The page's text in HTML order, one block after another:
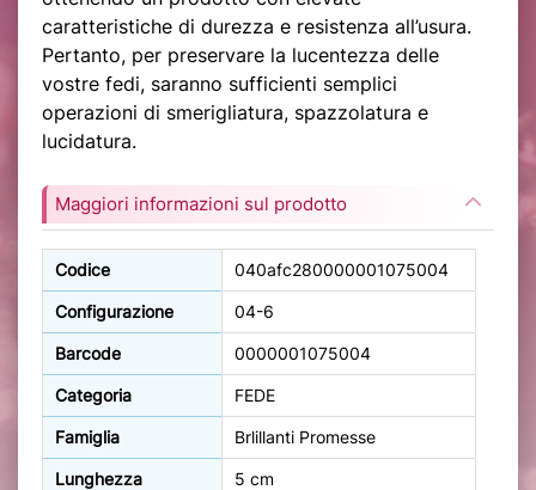
caratteristiche di durezza e resistenza all’usura.
Pertanto, per preservare la lucentezza delle
vostre fedi, saranno sufficienti semplici
operazioni di smerigliatura, spazzolatura e
lucidatura.
Maggiori informazioni sul prodotto
Codice 040afc280000001075004
Configurazione 04-6
Barcode 0000001075004
Categoria FEDE
Famiglia Brlillanti Promesse
Lunghezza 5 cm